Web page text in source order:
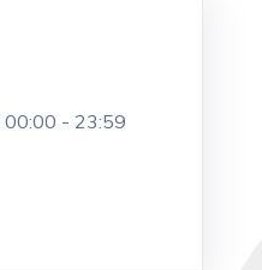
00:00 - 23:59